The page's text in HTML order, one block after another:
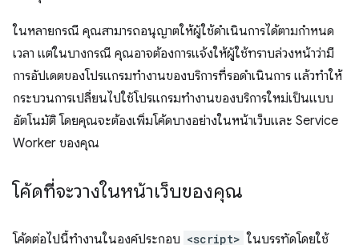
ในหลายกรณี คุณสามารถอนุญาตให้ผู้ใช้ดำเนินการได้ตามกำหนด
เวลา แต่ในบางกรณี คุณอาจต้องการแจ้งให้ผู้ใช้ทราบล่วงหน้าว่ามี
การอัปเดตของโปรแกรมทำงานของบริการที่รอดำเนินการ แล้วทำให้
กระบวนการเปลี่ยนไปใช้โปรแกรมทำงานของบริการใหม่เป็นแบบ
อัตโนมัติ โดยคุณจะต้องเพิ่มโค้ดบางอย่างในหน้าเว็บและ Service
Worker ของคุณ
โค้ดที่จะวางในหน้าเว็บของคุณ
โค้ดต่อไปนี้ทำงานในองค์ประกอบ <script> ในบรรทัดโดยใช้